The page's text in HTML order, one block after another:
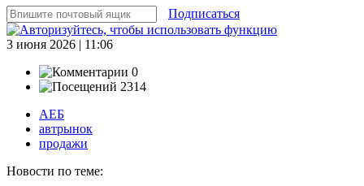
Подписаться
3 июня 2026 | 11:06
0
2314
АЕБ
автрынок
продажи
Новости по теме: